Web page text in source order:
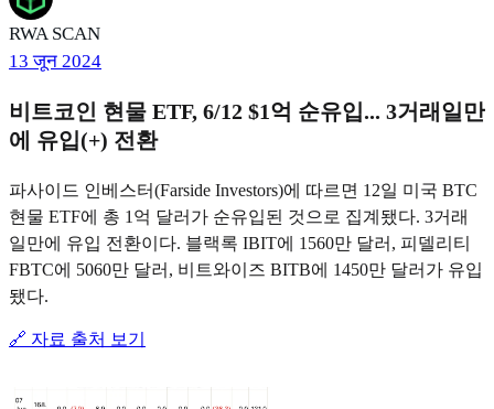
RWA SCAN
13 जून 2024
비트코인 현물 ETF, 6/12 $1억 순유입... 3거래일만
에 유입(+) 전환
파사이드 인베스터(Farside Investors)에 따르면 12일 미국 BTC
현물 ETF에 총 1억 달러가 순유입된 것으로 집계됐다. 3거래
일만에 유입 전환이다. 블랙록 IBIT에 1560만 달러, 피델리티
FBTC에 5060만 달러, 비트와이즈 BITB에 1450만 달러가 유입
됐다.
🔗 자료 출처 보기